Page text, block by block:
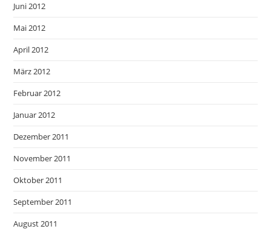
Juni 2012
Mai 2012
April 2012
März 2012
Februar 2012
Januar 2012
Dezember 2011
November 2011
Oktober 2011
September 2011
August 2011